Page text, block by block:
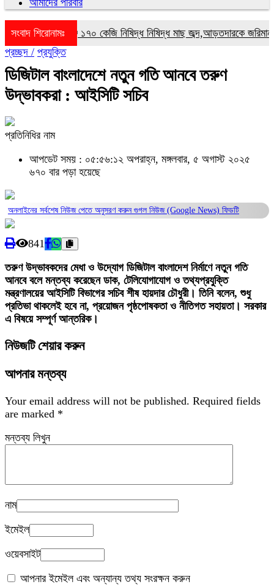
আমাদের পরিবার
সংবাদ শিরোনামঃ
গোপালগঞ্জে ১৭০ কেজি নিষিদ্ধ নিষিদ্ধ মাছ জব্দ,আড়তদারকে জরিমানা
প্রচ্ছদ / প্রযুক্তি
ডিজিটাল বাংলাদেশে নতুন গতি আনবে তরুণ
উদ্ভাবকরা : আইসিটি সচিব
প্রতিনিধির নাম
আপডেট সময় : ০৫:৫৬:১২ অপরাহ্ন, মঙ্গলবার, ৫ অগাস্ট ২০২৫
৬৭০ বার পড়া হয়েছে
অনলাইনের সর্বশেষ নিউজ পেতে অনুসরণ করুন গুগল নিউজ (Google News) ফিডটি
841
তরুণ উদ্ভাবকদের মেধা ও উদ্যোগ ডিজিটাল বাংলাদেশ নির্মাণে নতুন গতি
আনবে বলে মন্তব্য করেছেন ডাক, টেলিযোগাযোগ ও তথ্যপ্রযুক্তি
মন্ত্রণালয়ের আইসিটি বিভাগের সচিব শীষ হায়দার চৌধুরী। তিনি বলেন, শুধু
প্রতিভা থাকলেই হবে না, প্রয়োজন পৃষ্ঠপোষকতা ও নীতিগত সহায়তা। সরকার
এ বিষয়ে সম্পূর্ণ আন্তরিক।
নিউজটি শেয়ার করুন
আপনার মন্তব্য
Your email address will not be published. Required fields
are marked *
মন্তব্য লিখুন
নাম
ইমেইল
ওয়েবসাইট
আপনার ইমেইল এবং অন্যান্য তথ্য সংরক্ষন করুন